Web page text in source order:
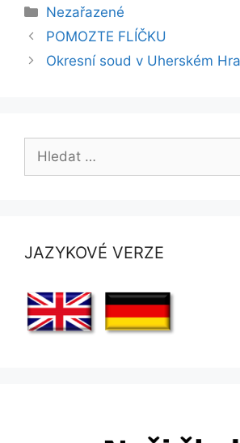
Rubriky
Nezařazené
POMOZTE FLÍČKU
Okresní soud v Uherském
Hledat:
JAZYKOVÉ VERZE